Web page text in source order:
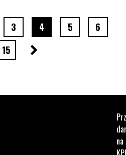
numer
strona numer
3 strona numer
4 strona numer
5 strona
6
strona numer
15 Następna strona
na